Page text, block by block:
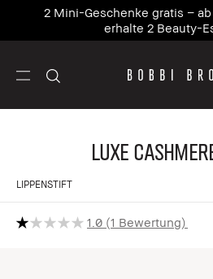
2 Mini-Geschenke gratis –
erhalte 2 Beauty-
Luxe
LIPPENSTIFT
1.0 1 Bewertung